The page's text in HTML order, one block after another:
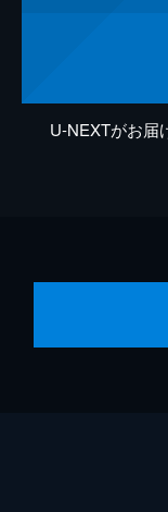
U-NEXTがお届